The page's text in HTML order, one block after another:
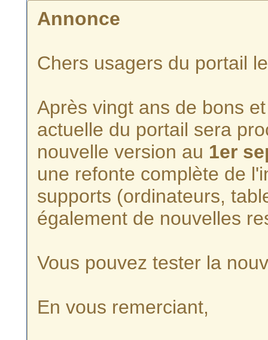
Annonce
Chers usagers du portail
Après vingt ans de bons
actuelle du portail sera
nouvelle version au 1er
une refonte complète de
supports (ordinateurs,
également de nouvelles
Vous pouvez tester la
En vous remerciant,